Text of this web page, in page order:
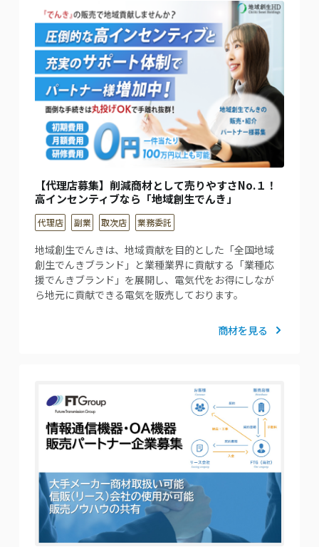
【代理店募集】削減商材として売りやすさNo.１！
高インセンティブなら「地域創生でんき」
代理店 副業 取次店 業務委託
地域創生でんきは、地域貢献を目的とした「全国地域
創生でんきブランド」と業種業界に貢献する「業種応
援でんきブランド」を展開し、電気代をお得にしなが
ら地元に貢献できる電気を販売しております。
商材を見る